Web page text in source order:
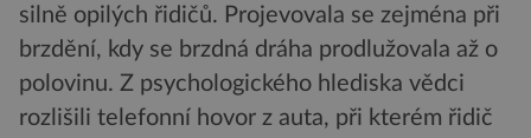
silně opilých řidičů. Projevovala se zejména při
brzdění, kdy se brzdná dráha prodlužovala až o
polovinu. Z psychologického hlediska vědci
rozlišili telefonní hovor z auta, při kterém řidič